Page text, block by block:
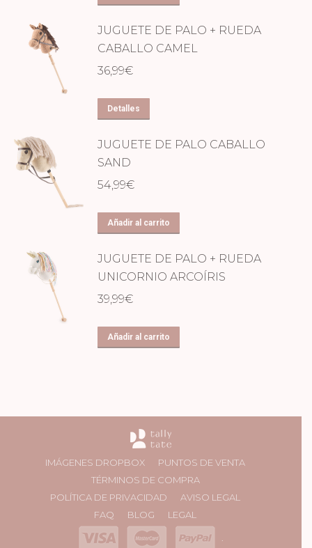
JUGUETE DE PALO + RUEDA
CABALLO CAMEL
36,99€
Detalles
JUGUETE DE PALO CABALLO
SAND
54,99€
Añadir al carrito
JUGUETE DE PALO + RUEDA
UNICORNIO ARCOÍRIS
39,99€
Añadir al carrito
IMÁGENES DROPBOX
PUNTOS DE VENTA
TÉRMINOS DE COMPRA
POLÍTICA DE PRIVACIDAD
AVISO LEGAL
FAQ
BLOG LEGAL